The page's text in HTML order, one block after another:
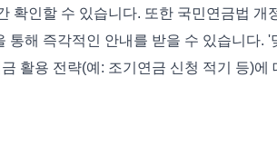
확인할 수 있습니다. 또한 국민연금법 개
통해 즉각적인 안내를 받을 수 있습니다. '
활용 전략(예: 조기연금 신청 적기 등)에